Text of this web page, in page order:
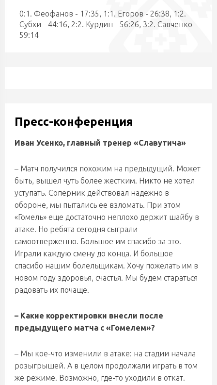
0:1. Феофанов - 17:35, 1:1. Егоров - 26:38, 1:2.
Субхи - 44:16, 2:2. Курдин - 56:26, 3:2. Савченко -
59:14
Пресс-конференция
Иван Усенко, главный тренер «Славутича»
– Матч получился похожим на предыдущий. Может
быть, вышел чуть более жестким. Никто не хотел
уступать. Соперник действовал надежно в
обороне, мы пытались ее взломать. При этом
«Гомель» еще достаточно неплохо держит шайбу в
атаке. Но ребята сегодня сыграли
самоотверженно. Большое им спасибо за это.
Играли каждую смену до конца. И большое
спасибо нашим болельщикам. Хочу пожелать им в
новом году здоровья, счастья. Мы будем стараться
радовать их почаще.
– Какие корректировки внесли после
предыдущего матча с «Гомелем»?
– Мы кое-что изменили в атаке: на стадии начала
розыгрышей. А в целом продолжали играть в том
же режиме. Возможно, где-то уходили в откат.